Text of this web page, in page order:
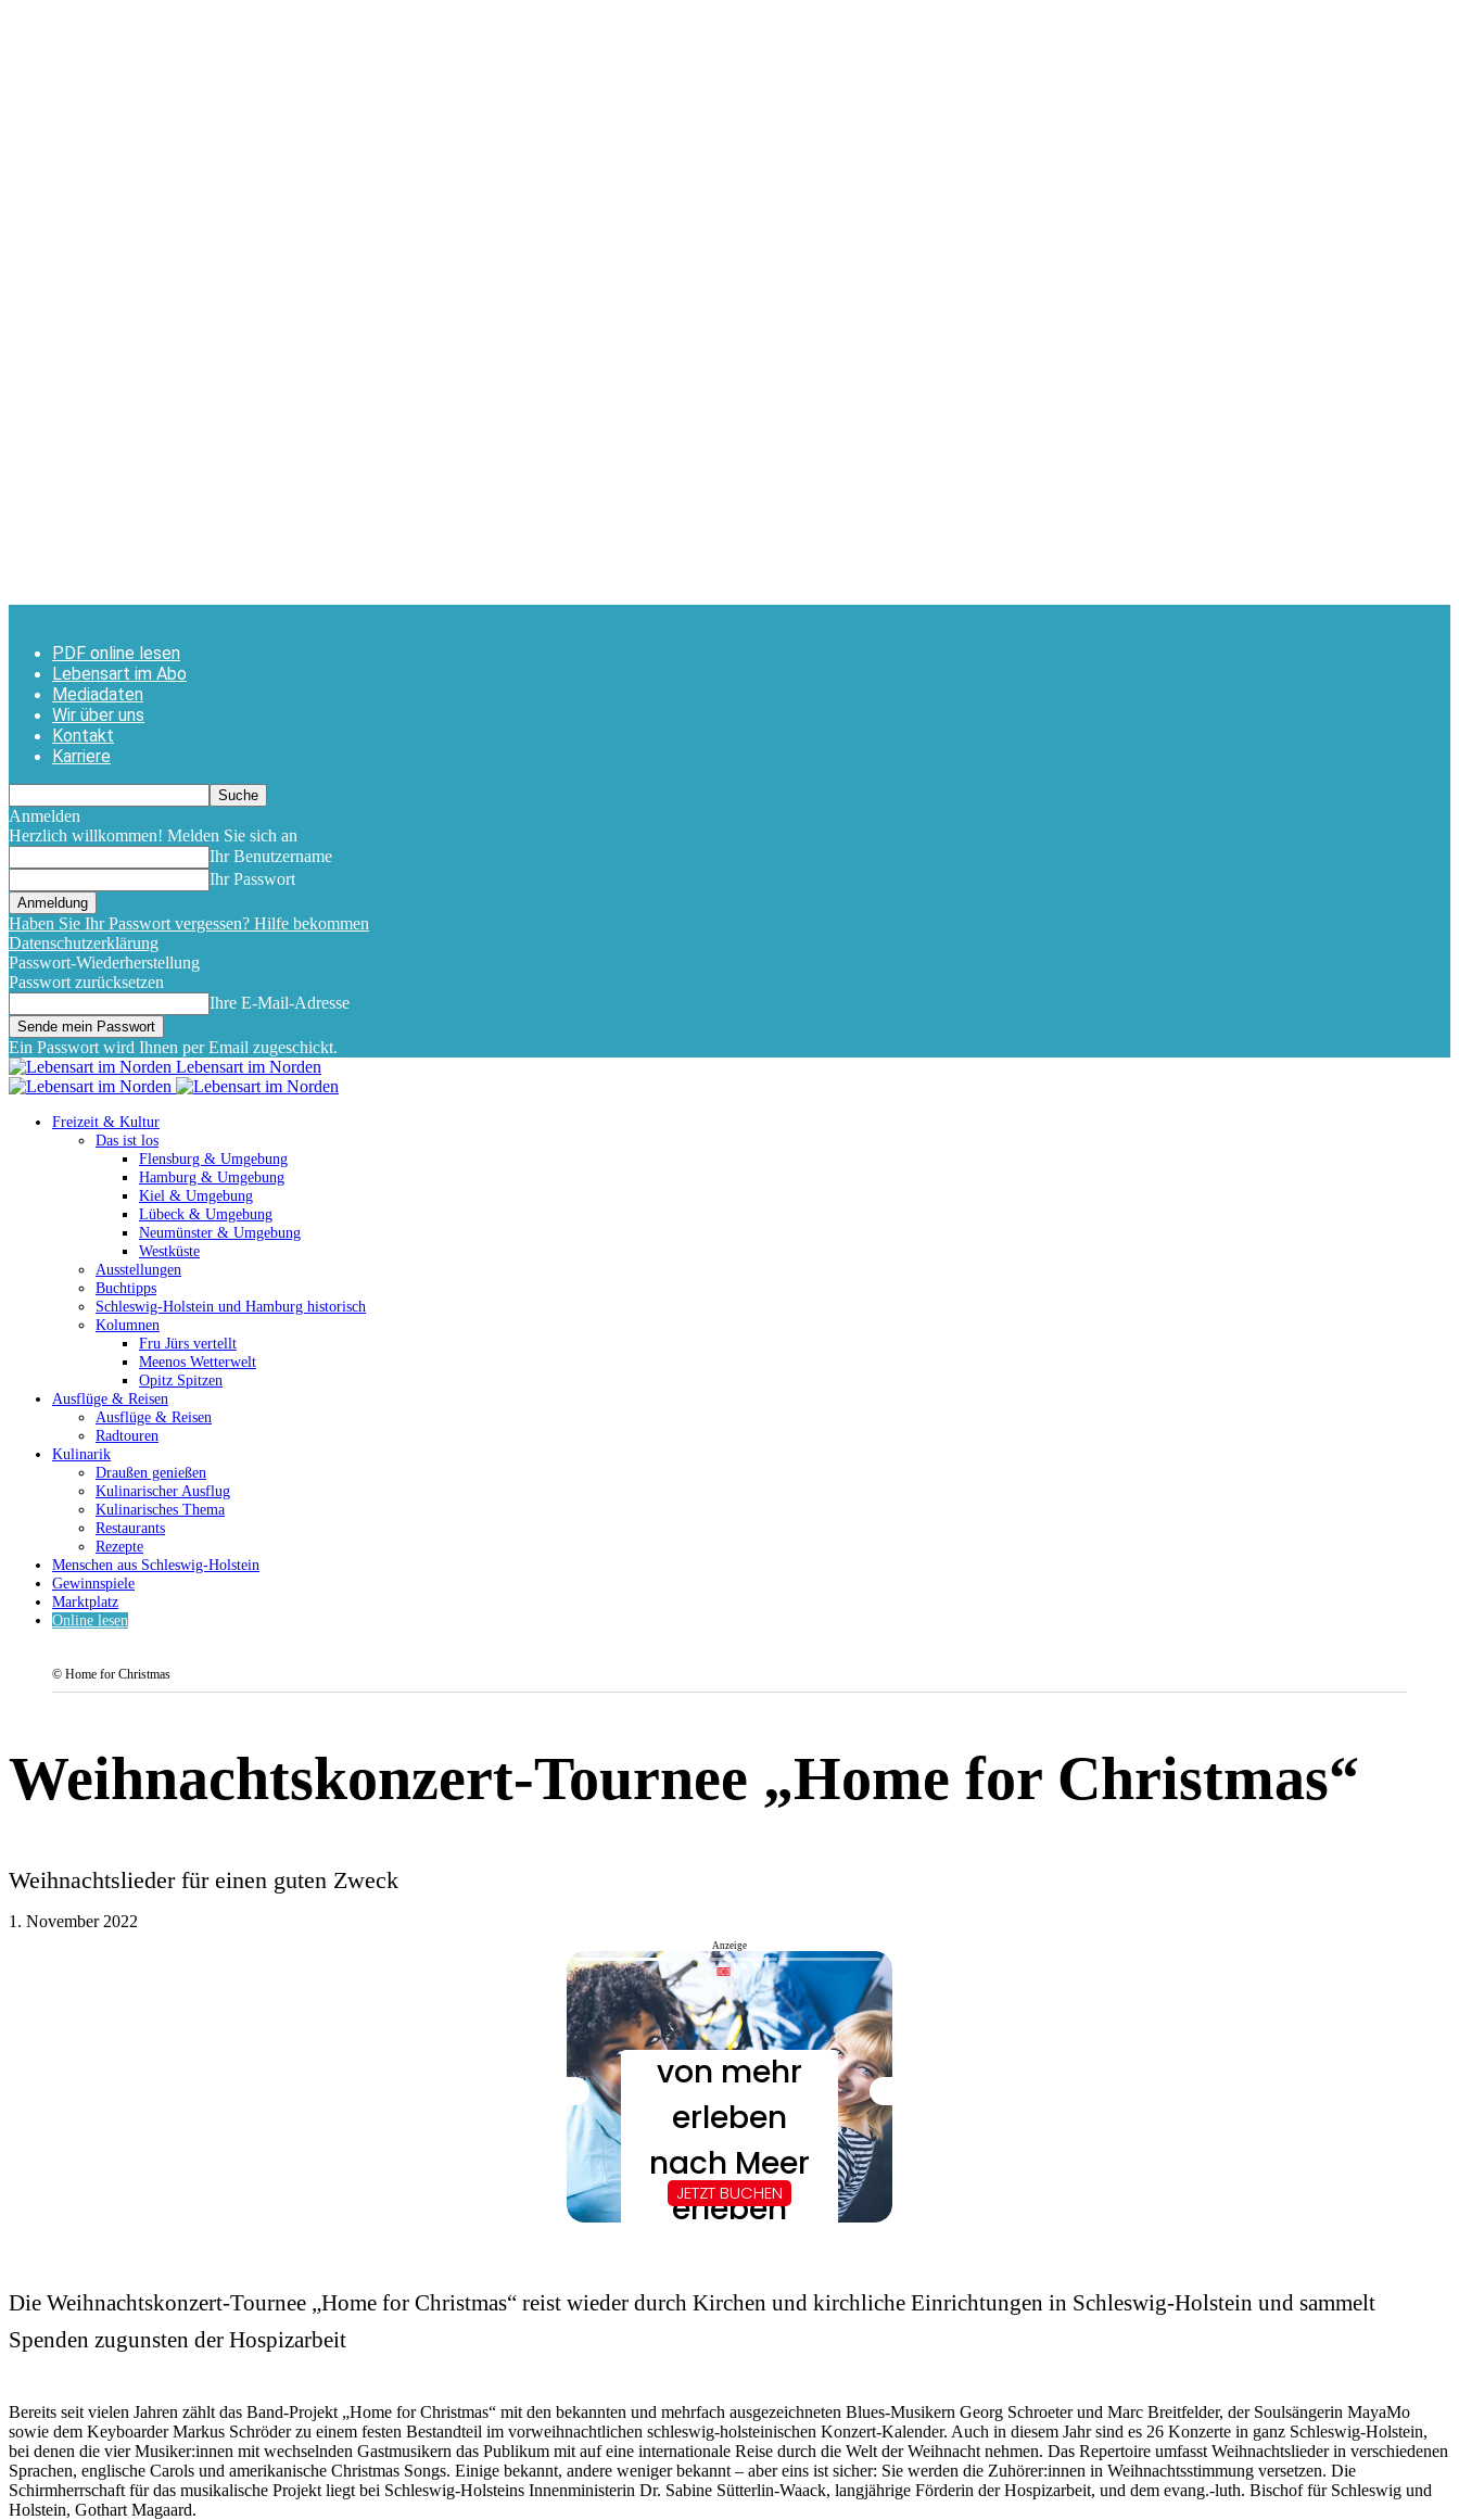
PDF online lesen
Lebensart im Abo
Mediadaten
Wir über uns
Kontakt
Karriere
Anmelden
Herzlich willkommen! Melden Sie sich an
Ihr Benutzername
Ihr Passwort
Haben Sie Ihr Passwort vergessen? Hilfe bekommen
Datenschutzerklärung
Passwort-Wiederherstellung
Passwort zurücksetzen
Ihre E-Mail-Adresse
Ein Passwort wird Ihnen per Email zugeschickt.
Lebensart im Norden
Freizeit & Kultur
Das ist los
Flensburg & Umgebung
Hamburg & Umgebung
Kiel & Umgebung
Lübeck & Umgebung
Neumünster & Umgebung
Westküste
Ausstellungen
Buchtipps
Schleswig-Holstein und Hamburg historisch
Kolumnen
Fru Jürs vertellt
Meenos Wetterwelt
Opitz Spitzen
Ausflüge & Reisen
Ausflüge & Reisen
Radtouren
Kulinarik
Draußen genießen
Kulinarischer Ausflug
Kulinarisches Thema
Restaurants
Rezepte
Menschen aus Schleswig-Holstein
Gewinnspiele
Marktplatz
Online lesen
© Home for Christmas
Weihnachtskonzert-Tournee „Home for Christmas“
Weihnachtslieder für einen guten Zweck
1. November 2022
Anzeige
Die Weihnachtskonzert-Tournee „Home for Christmas“ reist wieder durch Kirchen und kirchliche Einrichtungen in Schleswig-Holstein und sammelt
Spenden zugunsten der Hospizarbeit
Bereits seit vielen Jahren zählt das Band-Projekt „Home for Christmas“ mit den bekannten und mehrfach ausgezeichneten Blues-Musikern Georg Schroeter und Marc Breitfelder, der Soulsängerin MayaMo
sowie dem Keyboarder Markus Schröder zu einem festen Bestandteil im vorweihnachtlichen schleswig-holsteinischen Konzert-Kalender. Auch in diesem Jahr sind es 26 Konzerte in ganz Schleswig-Holstein,
bei denen die vier Musiker:innen mit wechselnden Gastmusikern das Publikum mit auf eine internationale Reise durch die Welt der Weihnacht nehmen. Das Repertoire umfasst Weihnachtslieder in verschiedenen
Sprachen, englische Carols und amerikanische Christmas Songs. Einige bekannt, andere weniger bekannt – aber eins ist sicher: Sie werden die Zuhörer:innen in Weihnachtsstimmung versetzen. Die
Schirmherrschaft für das musikalische Projekt liegt bei Schleswig-Holsteins Innenministerin Dr. Sabine Sütterlin-Waack, langjährige Förderin der Hospizarbeit, und dem evang.-luth. Bischof für Schleswig und
Holstein, Gothart Magaard.